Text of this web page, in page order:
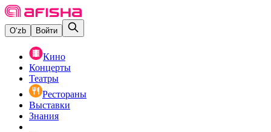
O‘zb Войти
Кино
Концерты
Театры
Рестораны
Выставки
Знания